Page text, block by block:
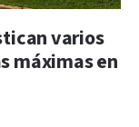
varios
máximas en